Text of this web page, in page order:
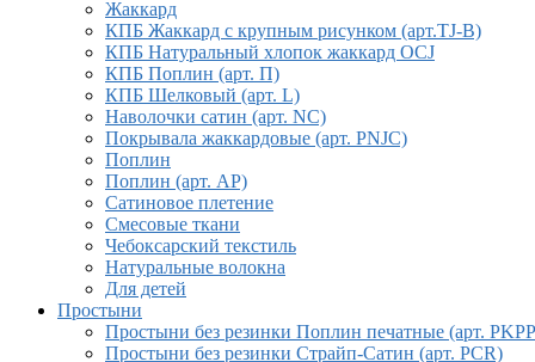
Жаккард
КПБ Жаккард с крупным рисунком (арт.TJ-B)
КПБ Натуральный хлопок жаккард OCJ
КПБ Поплин (арт. П)
КПБ Шелковый (арт. L)
Наволочки сатин (арт. NC)
Покрывала жаккардовые (арт. PNJC)
Поплин
Поплин (арт. AP)
Сатиновое плетение
Смесовые ткани
Чебоксарский текстиль
Натуральные волокна
Для детей
Простыни
Простыни без резинки Поплин печатные (арт.
Простыни без резинки Страйп-Сатин (арт. PCR)